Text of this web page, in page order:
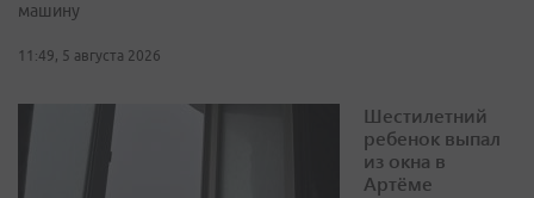
машину
11:49, 5 августа 2026
Шестилетний
ребенок выпал
из окна в
Артёме